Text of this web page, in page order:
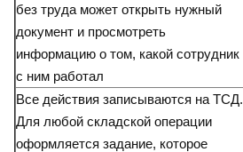
без труда может открыть нужный
документ и просмотреть
информацию о том, какой сотрудник
с ним работал
Все действия записываются на ТСД.
Для любой складской операции
оформляется задание, которое